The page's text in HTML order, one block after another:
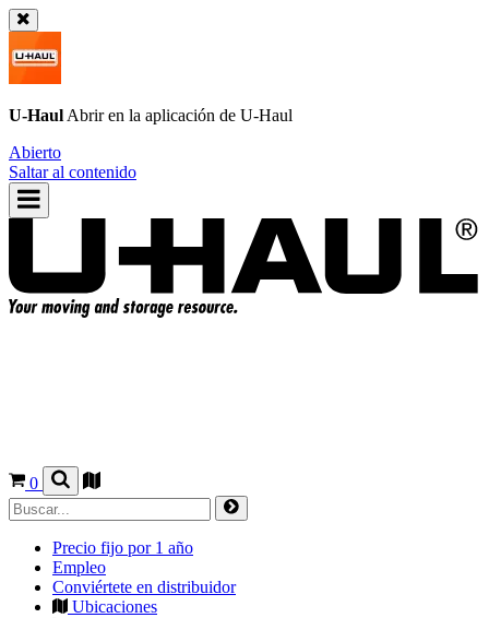
U-Haul Abrir en la aplicación de U-Haul
Abierto
Saltar al contenido
0
Precio fijo por 1 año
Empleo
Conviértete en distribuidor
Ubicaciones